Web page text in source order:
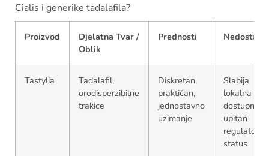
Cialis i generike tadalafila?
Proizvod
Djelatna Tvar /
Oblik
Prednosti Nedostaci
Tastylia
Tadalafil,
orodisperzibilne
trakice
Diskretan,
praktičan,
jednostavno
uzimanje
Slabija
lokalna
dostupnost,
upitan
regulatorni
status